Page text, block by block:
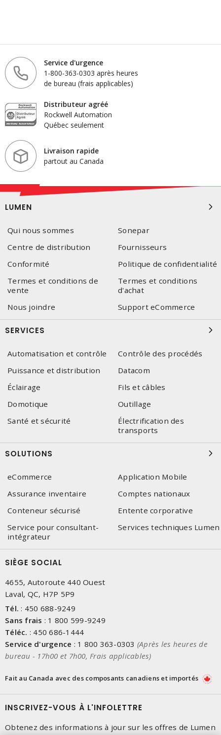
Service d'urgence
1-800-363-0303 après heures
de bureau (frais applicables)
Distributeur agréé
Rockwell Automation
Québec seulement
Livraison rapide
partout au Canada
LUMEN
Qui nous sommes
Sonepar
Centre de distribution
Fournisseurs
Conformité
Politique de confidentialité
Termes et conditions de
vente
Termes et conditions
d'achat
Nous joindre
Support eCommerce
SERVICES
Automatisation et contrôle
Contrôle des procédés
Puissance et distribution
Datacom
Éclairage
Fils et câbles
Domotique
Outillage
Santé et sécurité
Électrification des
transports
SOLUTIONS
eCommerce
Application Mobile
Assurance inventaire
Comptes nationaux
Conteneur sécurisé
Entente corporative
Service pour consultant-
intégrateur
Services techniques Lumen
SIÈGE SOCIAL
4655, Autoroute 440 Ouest
Laval, QC, H7P 5P9
Tél. : 450 688-9249
Sans frais : 1 800 599-9249
Téléc. : 450 686-1444
Service d'urgence : 1 800 363-0303 (Après les heures de
bureau - 17h00 et 7h00, Frais applicables)
Fait au Canada avec des composants canadiens et importés
INSCRIVEZ-VOUS À L'INFOLETTRE
Obtenez des informations à jour sur les offres de Lumen